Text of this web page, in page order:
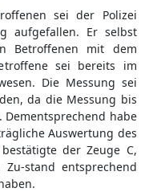
sei der Polizei
aufgefallen. Er selbst
Betroffenen mit dem
sei bereits im
Die Messung sei
da die Messung bis
Dementsprechend habe
Auswertung des
der Zeuge C,
stand entsprechend